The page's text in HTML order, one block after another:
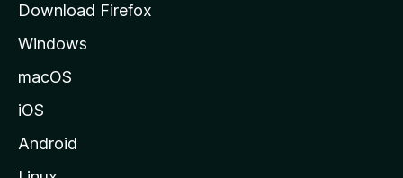
i
d
Download Firefox
Windows
macOS
iOS
Android